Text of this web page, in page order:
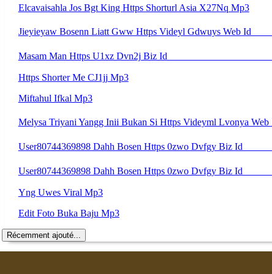
Elcavaisahla Jos Bgt King Https Shorturl Asia X27Nq Mp3
Https Shorter Me CJ1jj Mp3
Miftahul Ifkal Mp3
Yng Uwes Viral Mp3
Edit Foto Buka Baju Mp3
Récemment ajouté...